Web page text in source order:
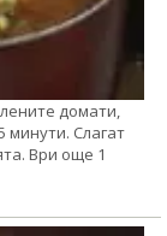
домати,
минути. Слагат
Ври още 1